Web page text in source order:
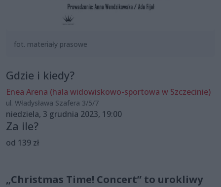
fot. materiały prasowe
Gdzie i kiedy?
Enea Arena (hala widowiskowo-sportowa w Szczecinie)
ul. Władysława Szafera 3/5/7
niedziela, 3 grudnia 2023, 19:00
Za ile?
od 139 zł
„Christmas Time! Concert” to urokliwy